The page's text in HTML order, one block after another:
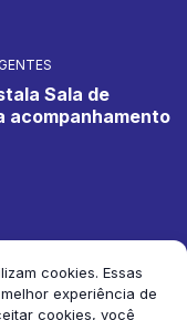
cookies. Essas
experiência de
cookies, você
Sala de
acompanhamento
reservados.